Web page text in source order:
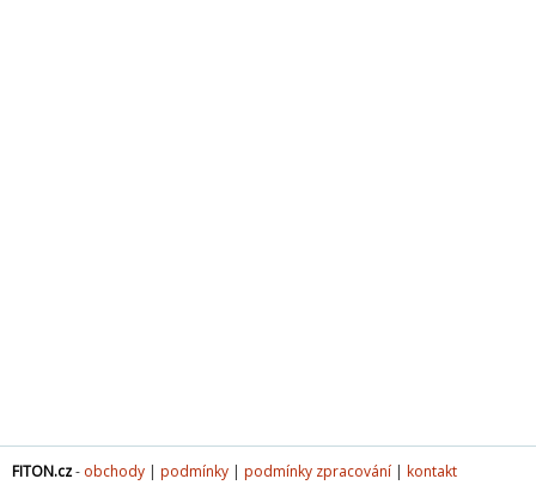
FITON.cz- obchody | podmínky | podmínky zpracování | kontakt